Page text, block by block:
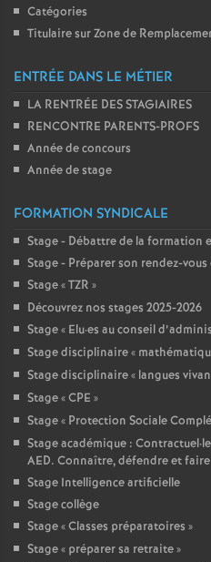
Catégories
Titulaire sur Zone de
ENTRÉE DANS LE MÉTIER
LA RENTRÉE DES STAGIAIRES
RENCONTRE PARENTS-PROFS
Année de concours
Année de stage
FORMATION SYNDICALE
Stage - Débattre de la formation
Stage - Préparer son rendez-
Stage «TZR »
Découvrez nos stages 2025-2026
Stage « Elu·es au conseil
Stage disciplinaire «
Stage disciplinaire « langues
Stage «CPE »
Stage « Protection Sociale
Stage académique : Contractuel·
AED. Connaître, défendre et
Stage Intelligence artificielle
Stage collège
Stage «Classes préparatoires »
Stage « préparer sa retraite»